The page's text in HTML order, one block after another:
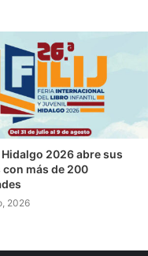
Hidalgo 2026 abre sus
con más de 200
2026